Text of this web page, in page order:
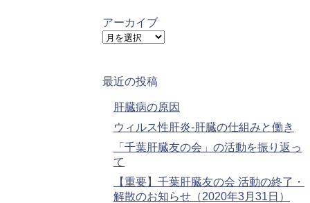
リ
ー
アーカイブ
ア
イ
最近の投稿
肝臓病の原因
ウィルス性肝炎-肝臓の仕組みと働き
「千葉肝臓友の会」の活動を振り返っ
て
【重要】千葉肝臓友の会 活動の終了・
解散のお知らせ（2020年3月31日）